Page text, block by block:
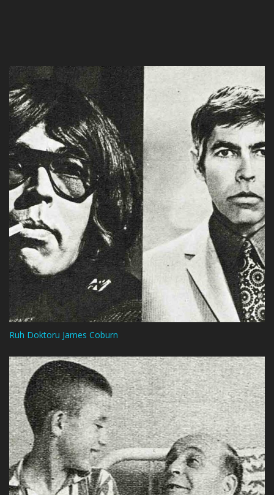
Ruh Doktoru James Coburn